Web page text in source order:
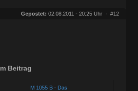
Gepostet: 02.08.2011 - 20:25 Uhr · #12
Beitrag
M 1055 B - Das